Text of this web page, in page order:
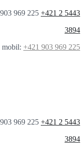
969 225 +421 2 5443
3894
mobil: +421 903 969 225
969 225 +421 2 5443
3894